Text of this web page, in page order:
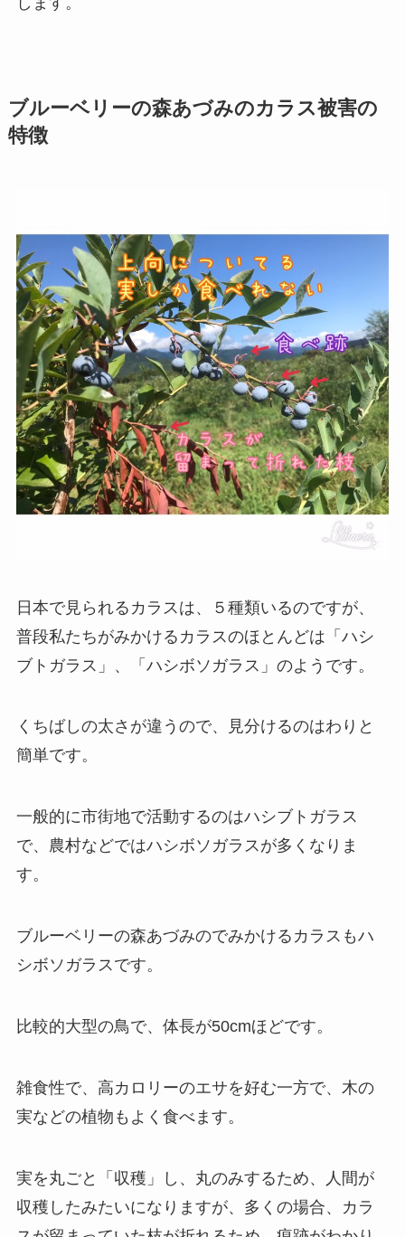
ブルーベリーの森あづみのカラス被害の
特徴
日本で見られるカラスは、５種類いるのですが、
普段私たちがみかけるカラスのほとんどは「ハシ
ブトガラス」、「ハシボソガラス」のようです。
くちばしの太さが違うので、見分けるのはわりと
簡単です。
一般的に市街地で活動するのはハシブトガラス
で、農村などではハシボソガラスが多くなりま
す。
ブルーベリーの森あづみのでみかけるカラスもハ
シボソガラスです。
比較的大型の鳥で、体長が50cmほどです。
雑食性で、高カロリーのエサを好む一方で、木の
実などの植物もよく食べます。
実を丸ごと「収穫」し、丸のみするため、人間が
収穫したみたいになりますが、多くの場合、カラ